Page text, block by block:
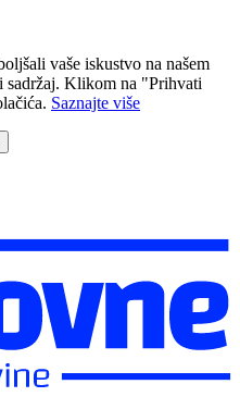
vaše iskustvo na našem
sadržaj. Klikom na "Prihvati
Saznajte više